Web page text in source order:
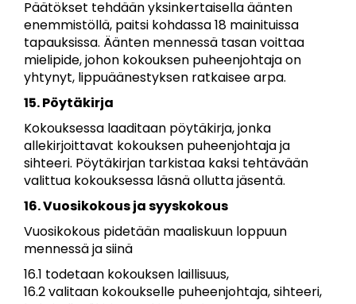
Päätökset tehdään yksinkertaisella äänten
enemmistöllä, paitsi kohdassa 18 mainituissa
tapauksissa. Äänten mennessä tasan voittaa
mielipide, johon kokouksen puheenjohtaja on
yhtynyt, lippuäänestyksen ratkaisee arpa.
15. Pöytäkirja
Kokouksessa laaditaan pöytäkirja, jonka
allekirjoittavat kokouksen puheenjohtaja ja
sihteeri. Pöytäkirjan tarkistaa kaksi tehtävään
valittua kokouksessa läsnä ollutta jäsentä.
16. Vuosikokous ja syyskokous
Vuosikokous pidetään maaliskuun loppuun
mennessä ja siinä
16.1 todetaan kokouksen laillisuus,
16.2 valitaan kokoukselle puheenjohtaja, sihteeri,